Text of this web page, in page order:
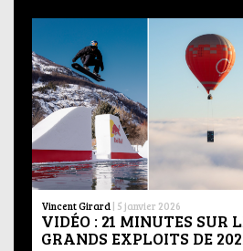
Vincent Girard | 5 janvier 2026
VIDÉO : 21 MINUTES SUR
GRANDS EXPLOITS DE